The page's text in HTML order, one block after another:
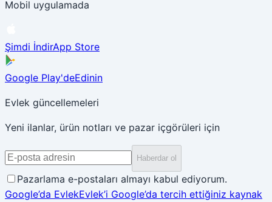
Mobil uygulamada
Şimdi İndirApp Store
Google Play'deEdinin
Evlek güncellemeleri
Yeni ilanlar, ürün notları ve pazar içgörüleri için
Haberdar ol
Pazarlama e-postaları almayı kabul ediyorum.
Google’da EvlekEvlek’i Google’da tercih ettiğiniz kaynak